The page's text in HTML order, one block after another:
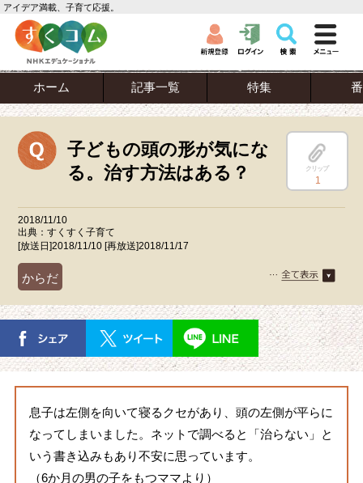
アイデア満載、子育て応援。
ホーム 記事一覧 特集
子どもの頭の形が気にな
る。治す方法はある？
クリップ
1
2018/11/10
出典：すくすく子育て
[放送日]2018/11/10 [再放送]2018/11/17
からだ
息子は左側を向いて寝るクセがあり、頭の左側が平らに
なってしまいました。ネットで調べると「治らない」と
いう書き込みもあり不安に思っています。
（6か月の男の子をもつママより）